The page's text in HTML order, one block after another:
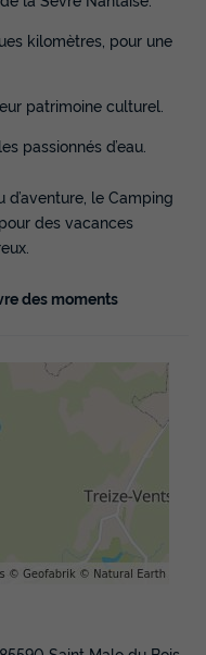
375 €
CONFORT
Salle de bain
kilomètres, pour une
patrimoine culturel.
passionnés d’eau.
le Camping
des vacances
des moments